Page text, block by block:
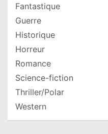
Fantastique
Guerre
Historique
Horreur
Romance
Science-fiction
Thriller/Polar
Western